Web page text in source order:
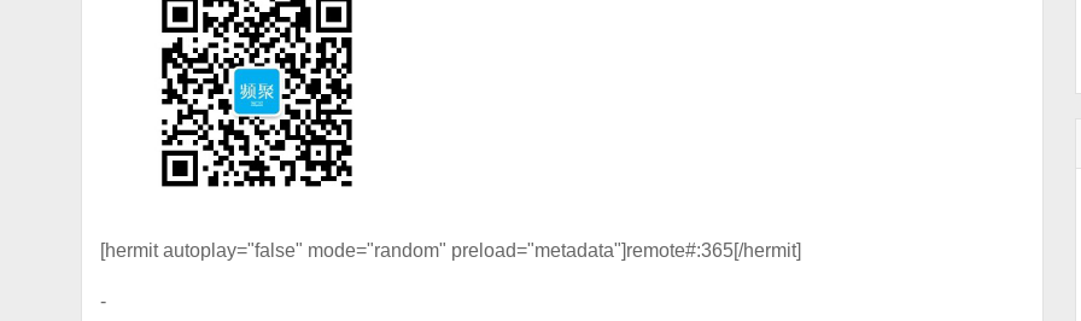
[hermit autoplay="false" mode="random" preload="metadata"]remote#:365[/hermit]
-